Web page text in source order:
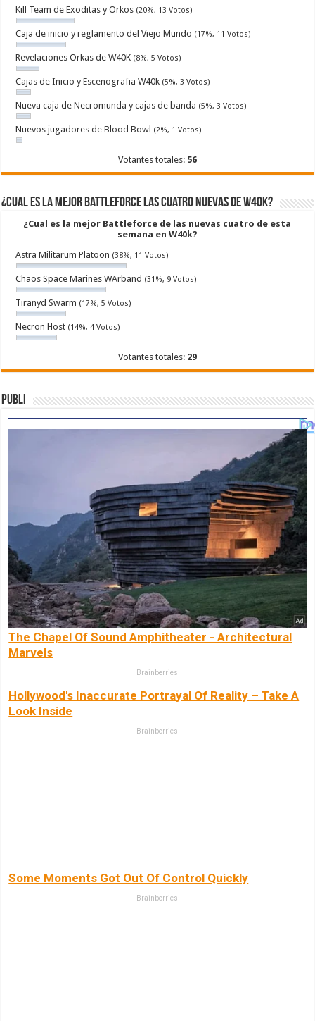
Kill Team de Exoditas y Orkos (20%, 13 Votos)
Caja de inicio y reglamento del Viejo Mundo (17%, 11 Votos)
Revelaciones Orkas de W40K (8%, 5 Votos)
Cajas de Inicio y Escenografia W40k (5%, 3 Votos)
Nueva caja de Necromunda y cajas de banda (5%, 3 Votos)
Nuevos jugadores de Blood Bowl (2%, 1 Votos)
Votantes totales: 56
¿Cual es la mejor Battleforce las cuatro nuevas de W40k?
¿Cual es la mejor Battleforce de las nuevas cuatro de esta
semana en W40k?
Astra Militarum Platoon (38%, 11 Votos)
Chaos Space Marines WArband (31%, 9 Votos)
Tiranyd Swarm (17%, 5 Votos)
Necron Host (14%, 4 Votos)
Votantes totales: 29
Publi
The Chapel Of Sound Amphitheater - Architectural
Marvels
Brainberries
Hollywood's Inaccurate Portrayal Of Reality – Take A
Look Inside
Brainberries
Some Moments Got Out Of Control Quickly
Brainberries